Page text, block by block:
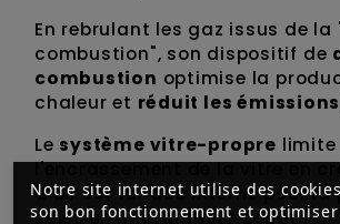
Notre site internet utilise des
son bon fonctionnement et optimiser
En rebrulant les gaz issus de la
combustion", son dispositif de
combustion optimise la
chaleur et réduit les
Le système vitre-propre limite
l'encrassement de la vitre en
d'air sur la face interne pour la
suies en limitant leur dépôt.